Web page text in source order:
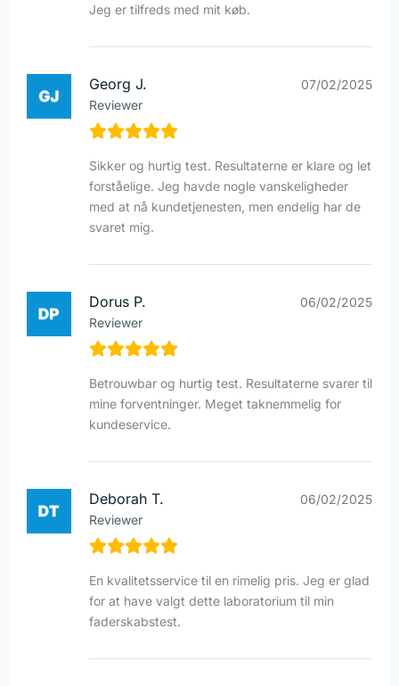
Jeg er tilfreds med mit køb.
Georg J.
Reviewer
07/02/2025
Sikker og hurtig test. Resultaterne er klare og let
forståelige. Jeg havde nogle vanskeligheder
med at nå kundetjenesten, men endelig har de
svaret mig.
Dorus P.
Reviewer
06/02/2025
Betrouwbar og hurtig test. Resultaterne svarer til
mine forventninger. Meget taknemmelig for
kundeservice.
Deborah T.
Reviewer
06/02/2025
En kvalitetsservice til en rimelig pris. Jeg er glad
for at have valgt dette laboratorium til min
faderskabstest.